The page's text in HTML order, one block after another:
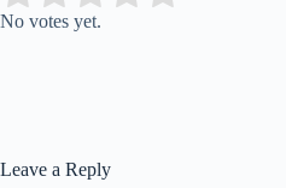
No votes yet.
Leave a Reply